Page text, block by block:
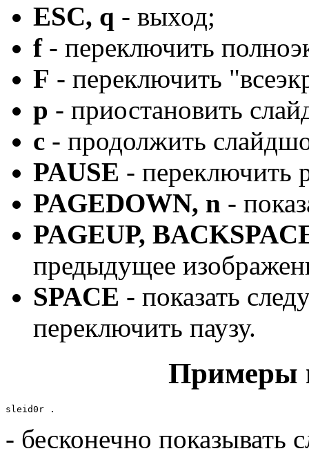
ESC, q - выход;
f- переключить
F - переключить
p - приостановить
c - продолжить
PAUSE - переключить
PAGEDOWN, n -
PAGEUP,
предыдущее
SPACE - показать
переключить паузу.
Примеры
sleid0r .
- бесконечно показывать